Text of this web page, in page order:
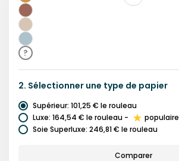
Orange
Brun
Beige
Bleu
?
2. Sélectionner une type de papier
Supérieur: 101,25 € le rouleau
Luxe: 164,54 € le rouleau -
populaire
Soie Superluxe: 246,81 € le rouleau
Comparer